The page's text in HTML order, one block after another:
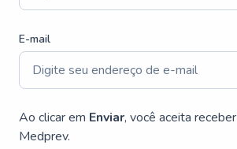
E-mail
Ao clicar em Enviar, você aceita
Medprev.